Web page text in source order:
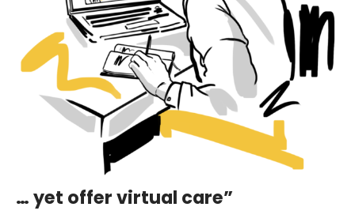
… yet offer virtual care”